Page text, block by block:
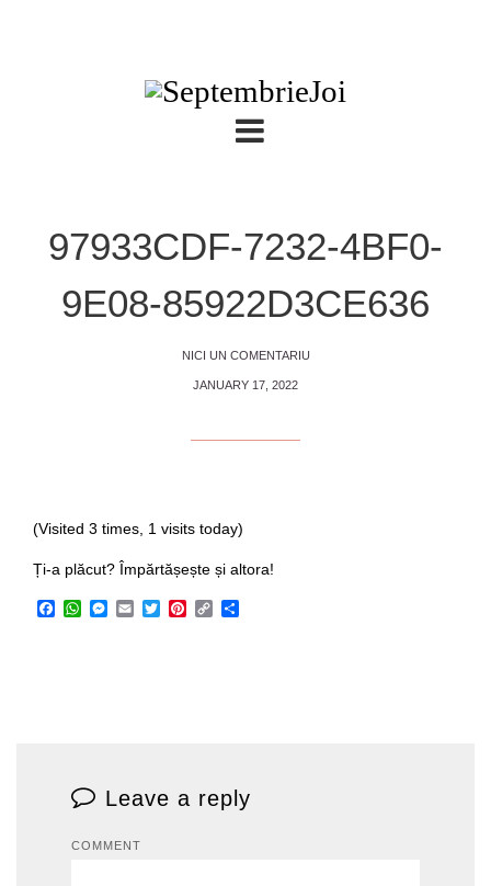
97933CDF-7232-4BF0-
9E08-85922D3CE636
NICI UN COMENTARIU
JANUARY 17, 2022
(Visited 3 times, 1 visits today)
Ți-a plăcut? Împărtășește și altora!
Facebook
WhatsApp
Messenger
EmailTwitterPinterest
Copy
Leave a reply
COMMENT